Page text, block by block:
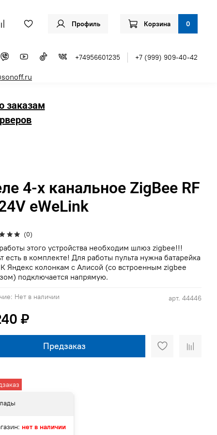
Профиль Корзина 0
+74956601235 +7 (999) 909-40-42
заказам
(0)
арт. 44446
Нет в наличии
4-х канальное ZigBee RF
eWeLink
₽
Предзаказ
этого устройства необходим шлюз zigbee!!!
есть в комплекте! Для работы пульта нужна батарейка
Яндекс колонкам с Алисой (со встроенным zigbee
подключается напрямую.
нет в наличии